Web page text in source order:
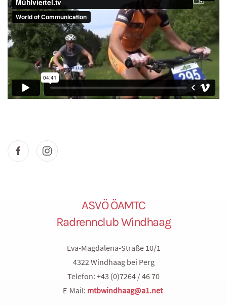
ASVÖ ÖAMTC
Radrennclub Windhaag
Eva-Magdalena-Straße 10/1
4322 Windhaag bei Perg
Telefon: +43 (0)7264 / 46 70
E-Mail: mtbwindhaag@a1.net